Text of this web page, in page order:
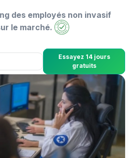
des employés non invasif
le marché.
Essayez 14 jours
gratuits